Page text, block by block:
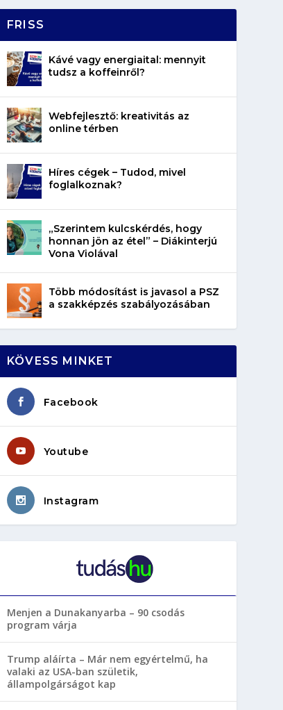
FRISS
Kávé vagy energiaital: mennyit
tudsz a koffeinről?
Webfejlesztő: kreativitás az
online térben
Híres cégek – Tudod, mivel
foglalkoznak?
„Szerintem kulcskérdés, hogy
honnan jön az étel” – Diákinterjú
Vona Violával
Több módosítást is javasol a PSZ
a szakképzés szabályozásában
KÖVESS MINKET
Facebook
Youtube
Instagram
Menjen a Dunakanyarba – 90 csodás
program várja
Trump aláírta – Már nem egyértelmű, ha
valaki az USA-ban születik,
állampolgárságot kap